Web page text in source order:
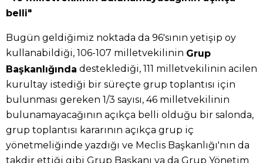
belli"
Bugün geldiğimiz noktada da 96'sının yetişip oy
kullanabildiği, 106-107 milletvekilinin Grup
Başkanlığında desteklediği, 111 milletvekilinin acilen
kurultay istediği bir süreçte grup toplantısı için
bulunması gereken 1/3 sayısı, 46 milletvekilinin
bulunamayacağının açıkça belli olduğu bir salonda,
grup toplantısı kararının açıkça grup iç
yönetmeliğinde yazdığı ve Meclis Başkanlığı'nın da
takdir ettiği gibi Grup Başkanı ya da Grup Yönetim